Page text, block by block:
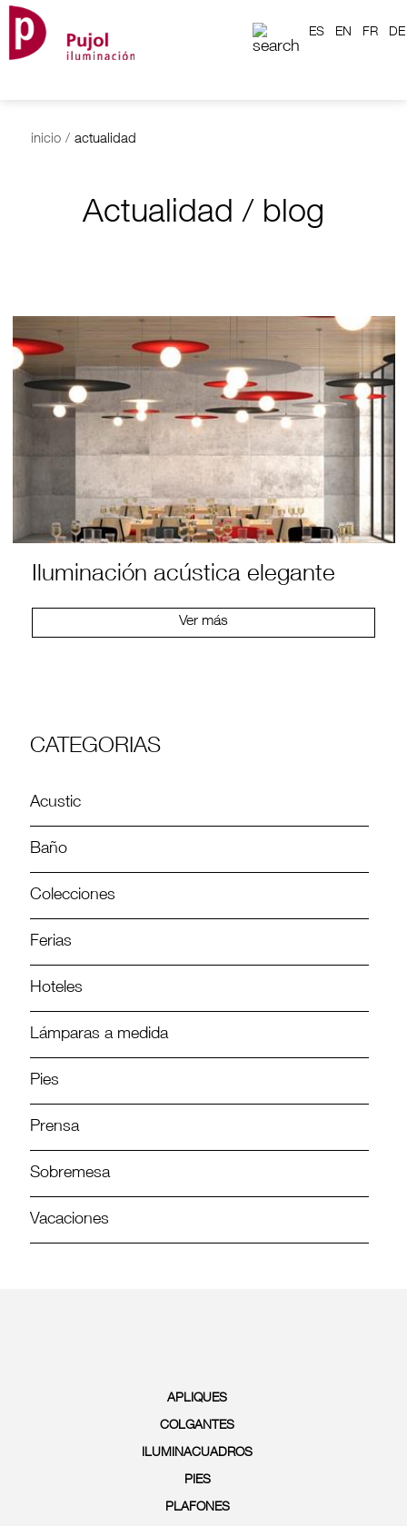
ES EN FR DE
inicio / actualidad
Actualidad / blog
Iluminación acústica elegante
Ver más
CATEGORIAS
Acustic
Baño
Colecciones
Ferias
Hoteles
Lámparas a medida
Pies
Prensa
Sobremesa
Vacaciones
APLIQUES
COLGANTES
ILUMINACUADROS
PIES
PLAFONES